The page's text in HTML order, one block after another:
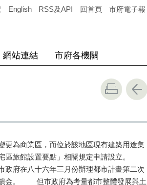
English RSS及API 回首頁 市府電子報
網站連結 市府各機關
更為商業區，而位於該地區現有建築用途集
宅區旅館設置要點」相關規定申請設立。
政府在八十六年三月份辦理都市計畫第二次
饋金。 但市政府為考量都市整體發展與土